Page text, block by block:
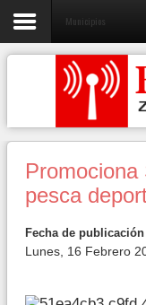
Municipios
pesca
Fecha de publicación
Lunes, 16 Febrero